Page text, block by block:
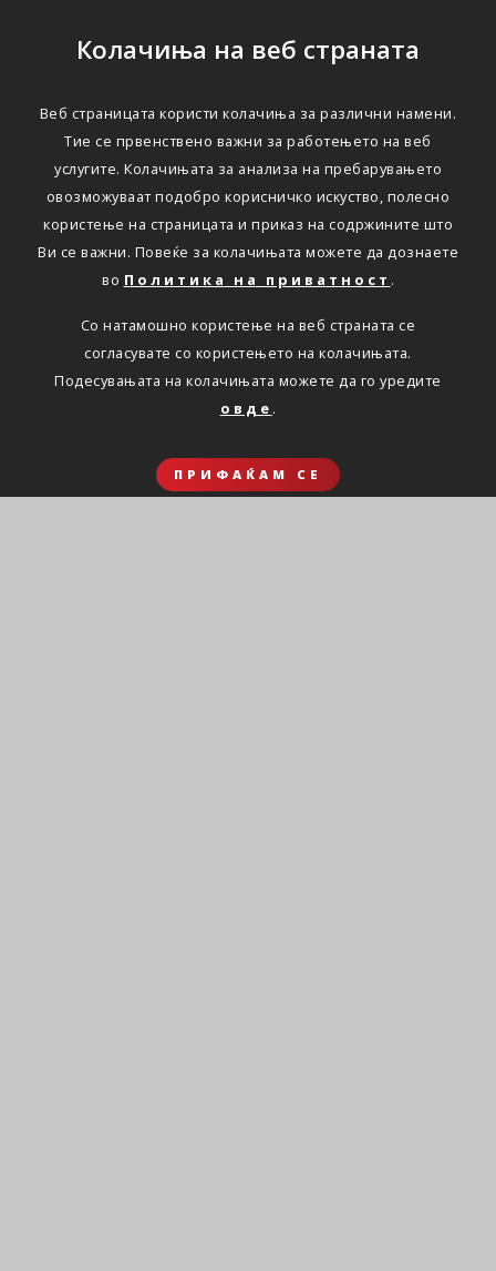
Колачиња на веб страната
Веб страницата користи колачиња за различни намени.
Тие се првенствено важни за работењето на веб
услугите. Колачињата за анализа на пребарувањето
овозможуваат подобро корисничко искуство, полесно
користење на страницата и приказ на содржините што
Ви се важни. Повеќе за колачињата можете да дознаете
во Политика на приватност .
Со натамошно користење на веб страната се
согласувате со користењето на колачињата.
Подесувањата на колачињата можете да го уредите
овде .
ПРИФАЌАМ СЕ